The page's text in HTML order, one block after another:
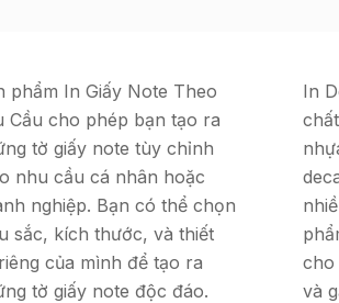
phẩm In Giấy Note Theo
Cầu cho phép bạn tạo ra
tờ giấy note tùy chỉnh
nhu cầu cá nhân hoặc
nghiệp. Bạn có thể chọn
sắc, kích thước, và thiết
của mình để tạo ra
tờ giấy note độc đáo.
In
cho
và